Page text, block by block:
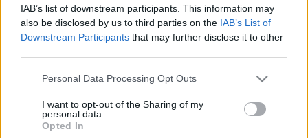
IAB’s list of downstream participants. This information may
also be disclosed by us to third parties on the IAB’s List of
Downstream Participants that may further disclose it to other
Please note that this website/app uses one or more Google
not limited to your visit or usage behaviour. You may click to
grant or deny consent to Google and its third-party tags to
use your data for below specified purposes in below Google
Personal Data Processing Opt Outs
I want to opt-out of the Sharing of my
personal data.
Opted In
FORRADALOM MEGMENTÉSÉRE SZÓLÍT FÖL AZ USA
Ma a szocialista Kuba ismét a globális antiimperialista
harc és a nemzetközi szolidaritás központjává vált. A